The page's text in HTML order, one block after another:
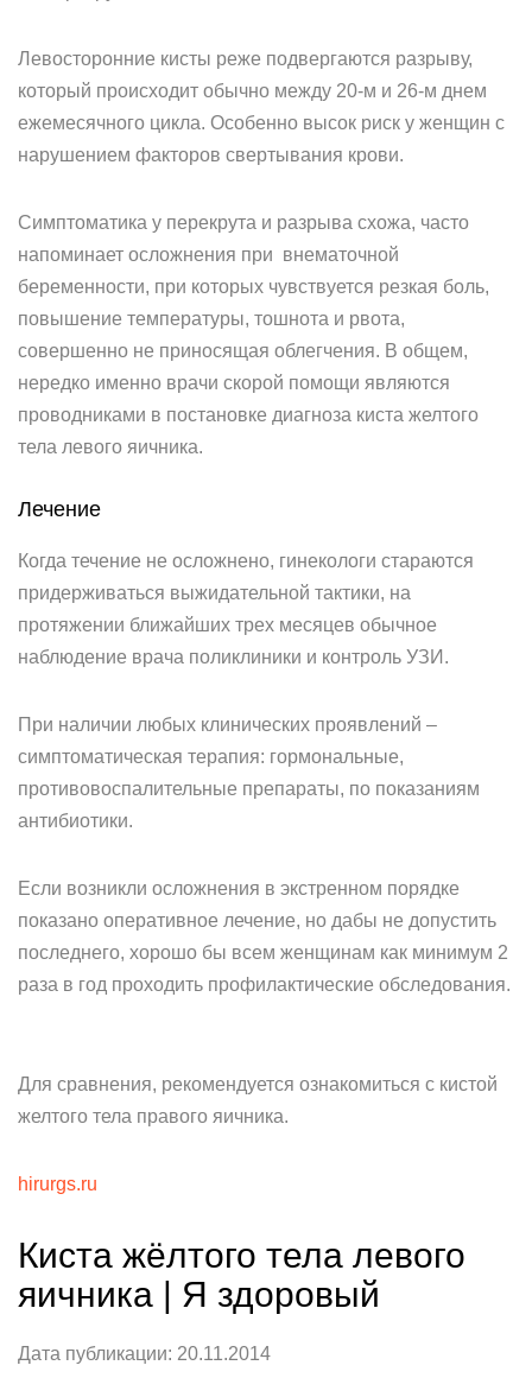
Левосторонние кисты реже подвергаются разрыву,
который происходит обычно между 20-м и 26-м днем
ежемесячного цикла. Особенно высок риск у женщин с
нарушением факторов свертывания крови.
Симптоматика у перекрута и разрыва схожа, часто
напоминает осложнения при внематочной
беременности, при которых чувствуется резкая боль,
повышение температуры, тошнота и рвота,
совершенно не приносящая облегчения. В общем,
нередко именно врачи скорой помощи являются
проводниками в постановке диагноза киста желтого
тела левого яичника.
Лечение
Когда течение не осложнено, гинекологи стараются
придерживаться выжидательной тактики, на
протяжении ближайших трех месяцев обычное
наблюдение врача поликлиники и контроль УЗИ.
При наличии любых клинических проявлений –
симптоматическая терапия: гормональные,
противовоспалительные препараты, по показаниям
антибиотики.
Если возникли осложнения в экстренном порядке
показано оперативное лечение, но дабы не допустить
последнего, хорошо бы всем женщинам как минимум 2
раза в год проходить профилактические обследования.
Для сравнения, рекомендуется ознакомиться с кистой
желтого тела правого яичника.
hirurgs.ru
Киста жёлтого тела левого
яичника | Я здоровый
Дата публикации: 20.11.2014